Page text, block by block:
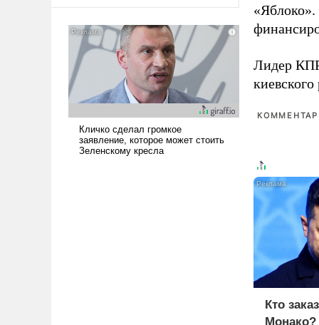
Сложившаяся ситуация
означает многолетний период
уязвимости США, например,
перед Китаем.
Лидер
Кто